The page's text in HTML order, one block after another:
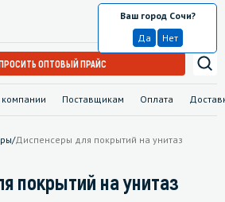
Поставщикам Оплата
Ваш город Сочи?
Да
Нет
ОПТОВЫЙ ПРАЙС
/Диспенсеры для покрытий на унитаз
покрытий на унитаз